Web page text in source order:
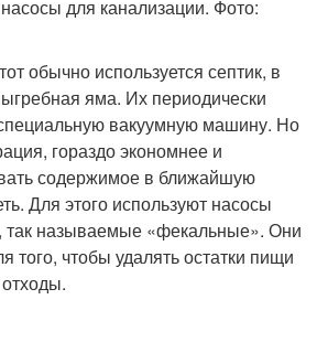
для канализации. Фото:
обычно используется септик, в
яма. Их периодически
вакуумную машину. Но
гораздо экономнее и
содержимое в ближайшую
Для этого используют насосы
так называемые «фекальные». Они
того, чтобы удалять остатки пищи